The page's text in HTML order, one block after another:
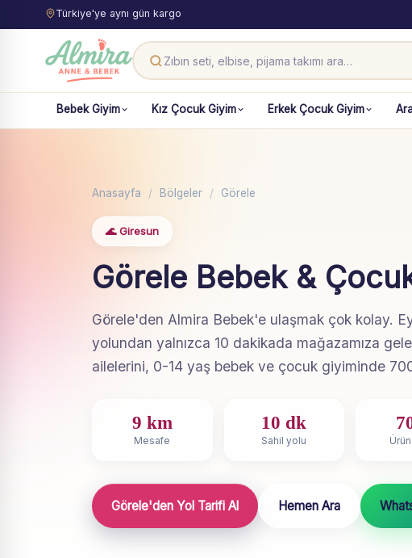
Türkiye'ye aynı gün kargo
Bebek Giyim Kız Çocuk Giyim Erkek Çocuk Giyim
Anasayfa / Bölgeler / Görele
🌊 Giresun
Görele Bebek &
Görele'den Almira Bebek'e ulaşmak çok kolay.
yolundan yalnızca 10 dakikada mağazamıza
ailelerini, 0-14 yaş bebek ve çocuk giyiminde
9 km
Mesafe
10 dk
Sahil yolu
Görele'den Yol Tarifi Al Hemen Ara